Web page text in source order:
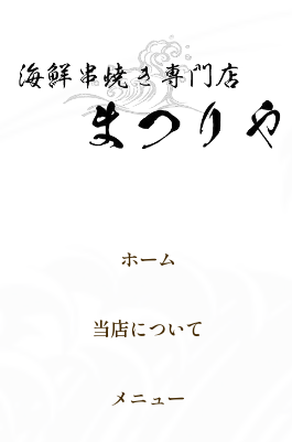
ホーム
当店について
メニュー